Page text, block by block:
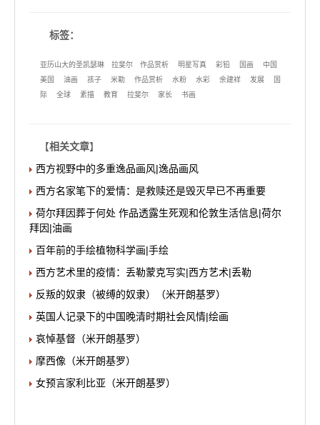
标签：
亚历山大的圣凯瑟琳 拉斐尔 作品赏析 明星写真 彩铅 国画
中国
美国
油画 孩子 米勒 作品赏析 水粉 水彩 余建祥 发展
国
际
全球 素描 教育 拉斐尔 家长 书画
【相关文章】
西方视野中的多重逸品画风|逸品画风
西方名家笔下的爱情：是救赎还是毁灭早已不再重要
荷尔拜因葬于何处 作品透露生死观和伦敦生活信息|荷尔
拜因|油画
百年前的手绘植物科学画|手绘
西方艺术里的疫情：丢勒蒙克写实|西方艺术|丢勒
反叛的奴隶（被缚的奴隶）（米开朗基罗）
英国人记录下的中国晚清时期社会风情|绘画
哀悼基督（米开朗基罗）
摩西像（米开朗基罗）
女预言家利比亚（米开朗基罗）